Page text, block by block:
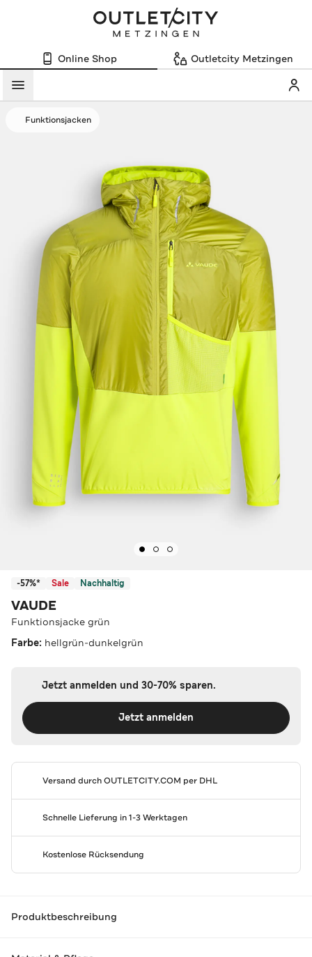
Online Shop Outletcity Metzingen
Menü
Funktionsjacken
-57%* Sale Nachhaltig
VAUDE
Funktionsjacke grün
Farbe: hellgrün-dunkelgrün
Jetzt anmelden und 30-70% sparen.
Jetzt anmelden
Versand durchOUTLETCITY.COM per DHL
Schnelle Lieferung in 1-3 Werktagen
Kostenlose Rücksendung
Produktbeschreibung